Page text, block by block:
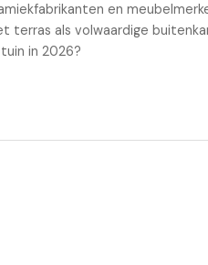
en
terras als volwaardige
in 2026?